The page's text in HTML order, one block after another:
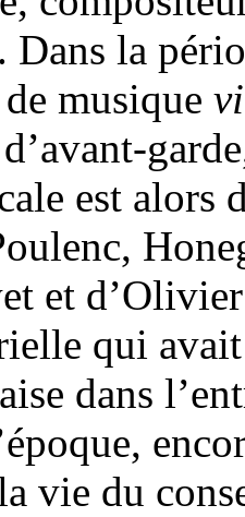
Dans la
musique
est alors
et
qui
dans
vie du